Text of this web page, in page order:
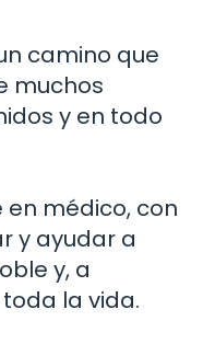
camino que
muchos
y en todo
en médico, con
y ayudar a
y, a
la vida.